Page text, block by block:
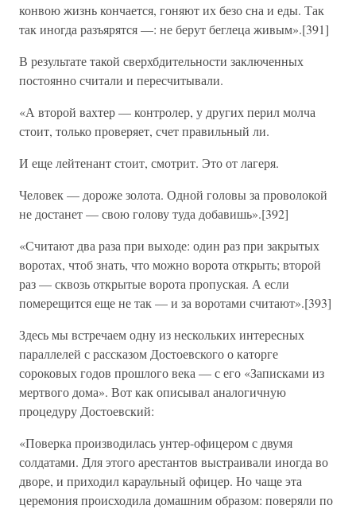
конвою жизнь кончается, гоняют их безо сна и еды. Так
так иногда разъярятся —: не берут беглеца живым».[391]
В результате такой сверхбдительности заключенных
постоянно считали и пересчитывали.
«А второй вахтер — контролер, у других перил молча
стоит, только проверяет, счет правильный ли.
И еще лейтенант стоит, смотрит. Это от лагеря.
Человек — дороже золота. Одной головы за проволокой
не достанет — свою голову туда добавишь».[392]
«Считают два раза при выходе: один раз при закрытых
воротах, чтоб знать, что можно ворота открыть; второй
раз — сквозь открытые ворота пропуская. А если
померещится еще не так — и за воротами считают».[393]
Здесь мы встречаем одну из нескольких интересных
параллелей с рассказом Достоевского о каторге
сороковых годов прошлого века — с его «Записками из
мертвого дома». Вот как описывал аналогичную
процедуру Достоевский:
«Поверка производилась унтер-офицером с двумя
солдатами. Для этого арестантов выстраивали иногда во
дворе, и приходил караульный офицер. Но чаще эта
церемония происходила домашним образом: поверяли по